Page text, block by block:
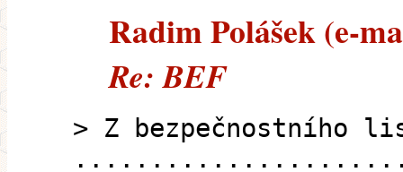
Radim Polášek (e-
Re: BEF
> Z bezpečnostního